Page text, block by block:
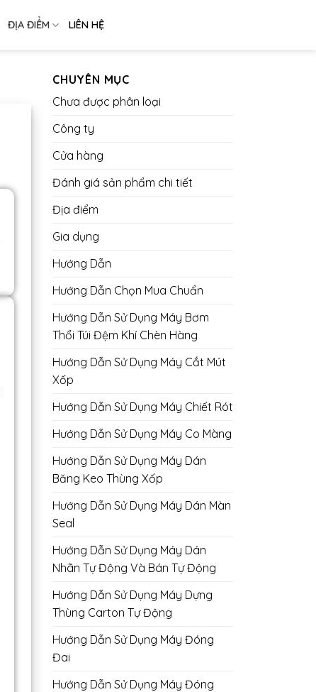
ĐỊA ĐIỂM LIÊN HỆ
CHUYÊN MỤC
Chưa được phân loại
Công ty
Cửa hàng
Đánh giá sản phẩm chi tiết
Địa điểm
Gia dụng
Hướng Dẫn
Hướng Dẫn Chọn Mua Chuẩn
Hướng Dẫn Sử Dụng Máy Bơm
Thổi Túi Đệm Khí Chèn Hàng
Hướng Dẫn Sử Dụng Máy Cắt Mút
Xốp
Hướng Dẫn Sử Dụng Máy Chiết Rót
Hướng Dẫn Sử Dụng Máy Co Màng
Hướng Dẫn Sử Dụng Máy Dán
Băng Keo Thùng Xốp
Hướng Dẫn Sử Dụng Máy Dán Màn
Seal
Hướng Dẫn Sử Dụng Máy Dán
Nhãn Tự Động Và Bán Tự Động
Hướng Dẫn Sử Dụng Máy Dựng
Thùng Carton Tự Động
Hướng Dẫn Sử Dụng Máy Đóng
Đai
Hướng Dẫn Sử Dụng Máy Đóng